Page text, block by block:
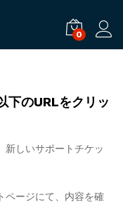
0
下のURLをクリッ
新しいサポートチケッ
ページにて、内容を確